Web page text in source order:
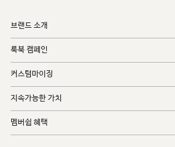
브랜드 소개
룩북 캠페인
커스텀마이징
지속가능한 가치
멤버쉽 혜택